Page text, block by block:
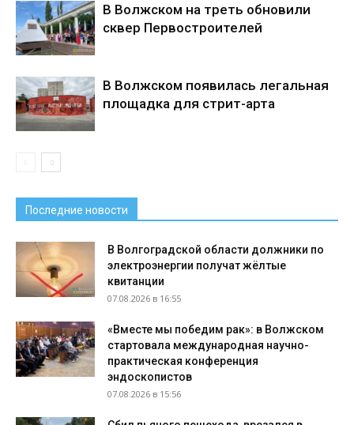
В Волжском на треть обновили
сквер Первостроителей
В Волжском появилась легальная
площадка для стрит-арта
Последние новости
В Волгоградской области должники по
электроэнергии получат жёлтые
квитанции
07.08.2026 в 16:55
«Вместе мы победим рак»: в Волжском
стартовала международная научно-
практическая конференция
эндоскопистов
07.08.2026 в 15:56